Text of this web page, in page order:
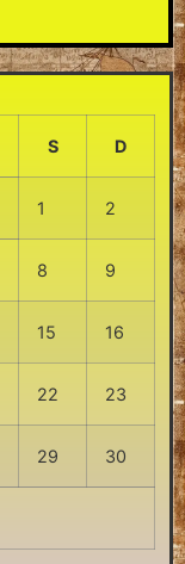
S D
1 2
8 9
15 16
22 23
29 30